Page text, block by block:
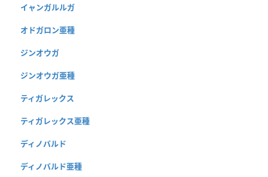
イャンガルルガ
オドガロン亜種
ジンオウガ
ジンオウガ亜種
ティガレックス
ティガレックス亜種
ディノバルド
ディノバルド亜種